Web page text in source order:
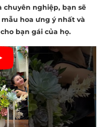
chuyên nghiệp, bạn sẽ
hoa ưng ý nhất và
bạn gái của họ.